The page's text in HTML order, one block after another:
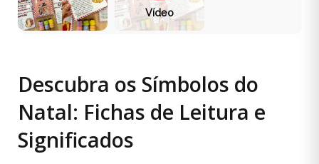
Vídeo
Descubra os Símbolos do
Natal: Fichas de Leitura e
Significados